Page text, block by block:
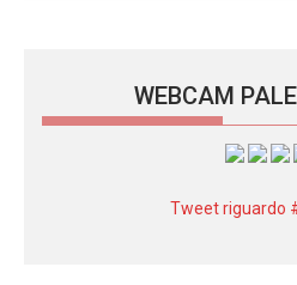
WEBCAM
Tweet riguardo